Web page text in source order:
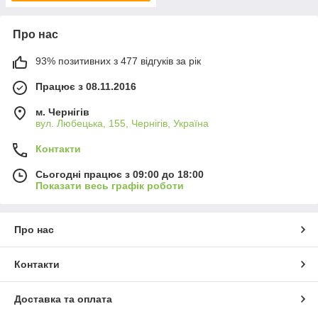
Про нас
93% позитивних з 477 відгуків за рік
Працює з 08.11.2016
м. Чернігів
вул. Любецька, 155, Чернігів, Україна
Контакти
Сьогодні працює з 09:00 до 18:00
Показати весь графік роботи
Про нас
Контакти
Доставка та оплата